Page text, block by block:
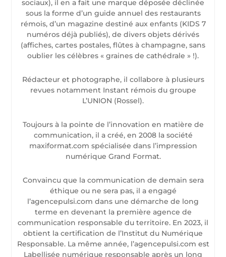
sociaux), il en a fait une marque déposée déclinée
sous la forme d’un guide annuel des restaurants
rémois, d’un magazine destiné aux enfants (KIDS 7
numéros déjà publiés), de divers objets dérivés
(affiches, cartes postales, flûtes à champagne, sans
oublier les célèbres « graines de cathédrale » !).
Rédacteur et photographe, il collabore à plusieurs
revues notamment Instant rémois du groupe
L’UNION (Rossel).
Toujours à la pointe de l’innovation en matière de
communication, il a créé, en 2008 la société
maxiformat.com spécialisée dans l’impression
numérique Grand Format.
Convaincu que la communication de demain sera
éthique ou ne sera pas, il a engagé
l’agencepulsi.com dans une démarche de long
terme en devenant la première agence de
communication responsable du territoire. En 2023, il
obtient la certification de l’Institut du Numérique
Responsable. La même année, l’agencepulsi.com est
Labellisée numérique responsable après un long